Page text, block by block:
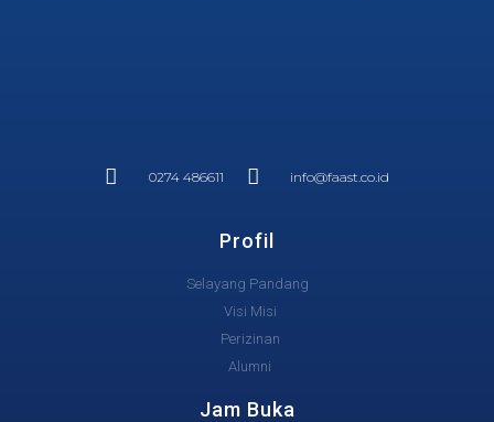
0274 486611 info@faast.co.id
Profil
Selayang Pandang
Visi Misi
Perizinan
Alumni
Jam Buka